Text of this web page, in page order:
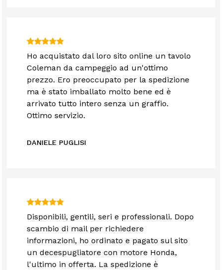
Ho acquistato dal loro sito online un tavolo
Coleman da campeggio ad un'ottimo
prezzo. Ero preoccupato per la spedizione
ma è stato imballato molto bene ed è
arrivato tutto intero senza un graffio.
Ottimo servizio.
DANIELE PUGLISI
Disponibili, gentili, seri e professionali. Dopo
scambio di mail per richiedere
informazioni, ho ordinato e pagato sul sito
un decespugliatore con motore Honda,
l'ultimo in offerta. La spedizione è